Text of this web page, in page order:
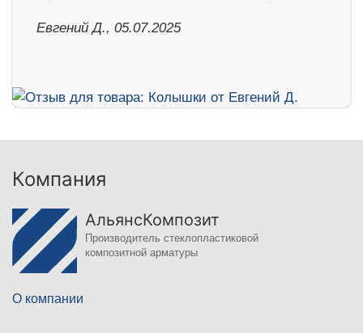
Евгений Д., 05.07.2025
Компания
АльянсКомпозит
Производитель стеклопластиковой
композитной арматуры
О компании